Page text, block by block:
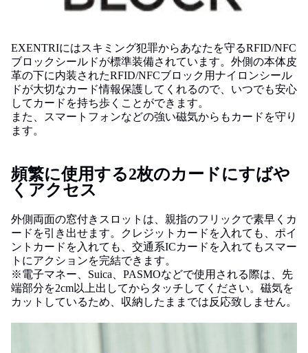
EXENTRIにはスキミング犯罪からあなたを守るRFID/NFC
ブロックシールドが標準装備されています。外側の本体皮
革の下に内装されたRFID/NFCブロック用ナイロンシール
ドが大切なカード情報保護してくれるので、いつでも安心
してカードを持ち歩くことができます。
また、スマートフォンなどの強い磁気からもカードを守り
ます。
頻繁に使用する2枚のカードにすばや
くアクセス
外側両面の窓付きスロットは、親指のフリックで素早くカ
ードを引き出せます。クレジットカードを入れても、ポイ
ントカードを入れても、交通系ICカードを入れてもスマー
トにアクションを完結できます。
※電子マネー、Suica、PASMOなどで使用される際は、先
端部分を2cm以上出してからタッチしてください。磁気を
カットしているため、収納したままでは反応致しません。